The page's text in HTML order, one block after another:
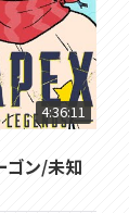
4:36:11
ゴン/未知